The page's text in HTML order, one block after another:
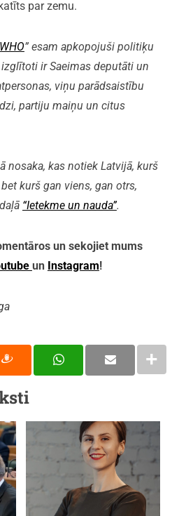
par zemu.
” esam apkopojuši politiķu
ir Saeimas deputāti un
viņu parādsaistību
partiju maiņu un citus
nosaka, kas notiek Latvijā, kurš
kurš gan viens, gan otrs,
“Ietekme un nauda”.
un sekojiet mums
un Instagram!